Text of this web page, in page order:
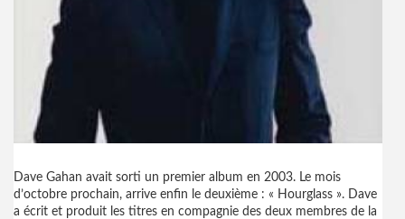
Dave Gahan avait sorti un premier album en 2003. Le mois
d’octobre prochain, arrive enfin le deuxième : « Hourglass ». Dave
a écrit et produit les titres en compagnie des deux membres de la